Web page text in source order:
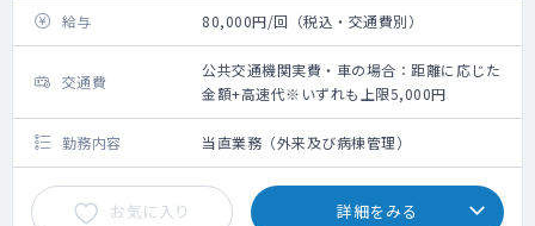
給与 80,000円/回（税込・交通費別）
交通費
公共交通機関実費・車の場合：距離に応じた
金額+高速代※いずれも上限5,000円
勤務内容 当直業務（外来及び病棟管理）
お気に入り 詳細をみる